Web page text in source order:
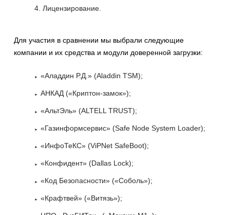
Лицензирование.
Для участия в сравнении мы выбрали следующие
компании и их средства и модули доверенной загрузки:
«Аладдин Р.Д.» (Aladdin TSM);
АНКАД («Криптон-замок»);
«АльтЭль» (ALTELL TRUST);
«Газинформсервис» (Safe Node System Loader);
«ИнфоТеКС» (ViPNet SafeBoot);
«Конфидент» (Dallas Lock);
«Код Безопасности» («Соболь»);
«Крафтвей» («Витязь»);